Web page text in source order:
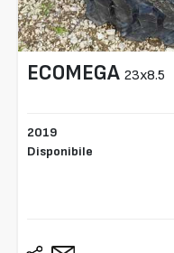
ECOMEGA 23x8.5
2019
Disponibile